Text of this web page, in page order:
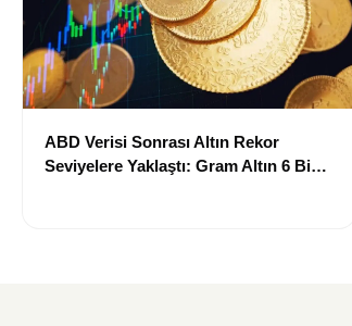
ABD Verisi Sonrası Altın Rekor
Seviyelere Yaklaştı: Gram Altın 6 Bin